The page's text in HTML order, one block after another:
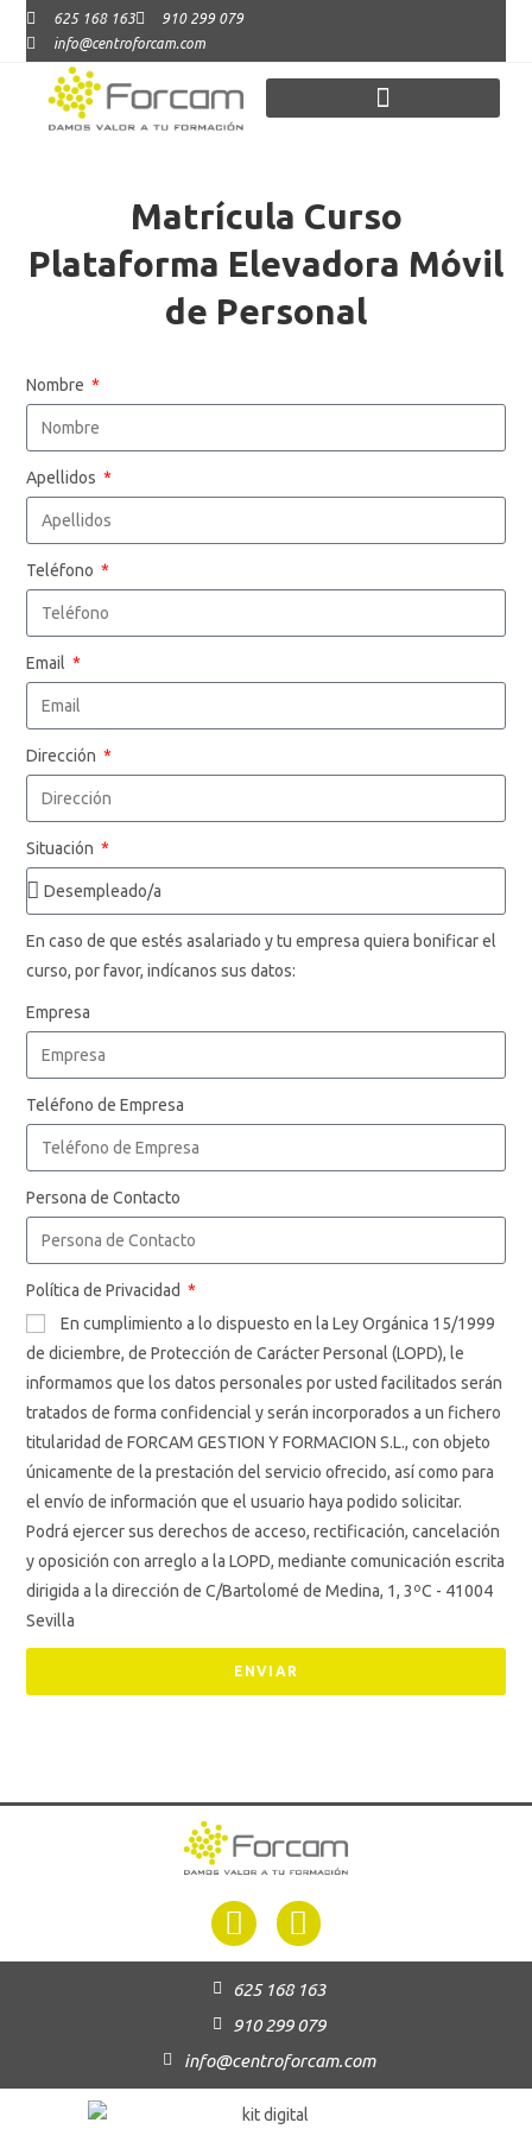
625 168 163
910 299 079
info@centroforcam.com
Matrícula Curso
Plataforma Elevadora Móvil
de Personal
Nombre
Apellidos
Teléfono
Email
Dirección
Situación
En caso de que estés asalariado y tu empresa quiera bonificar el
curso, por favor, indícanos sus datos:
Empresa
Teléfono de Empresa
Persona de Contacto
Política de Privacidad
En cumplimiento a lo dispuesto en la Ley Orgánica 15/1999
de diciembre, de Protección de Carácter Personal (LOPD), le
informamos que los datos personales por usted facilitados serán
tratados de forma confidencial y serán incorporados a un fichero
titularidad de FORCAM GESTION Y FORMACION S.L., con objeto
únicamente de la prestación del servicio ofrecido, así como para
el envío de información que el usuario haya podido solicitar.
Podrá ejercer sus derechos de acceso, rectificación, cancelación
y oposición con arreglo a la LOPD, mediante comunicación escrita
dirigida a la dirección de C/Bartolomé de Medina, 1, 3ºC - 41004
Sevilla
ENVIAR
625 168 163
910 299 079
info@centroforcam.com